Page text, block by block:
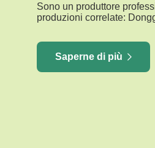
Sono un produttore
produzioni correlate:
Saperne di più